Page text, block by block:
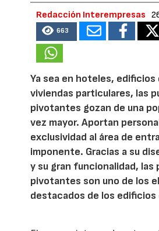
Redacción Interempresas
663
Ya sea en hoteles, edificios
viviendas particulares, las
pivotantes gozan de una
vez mayor. Aportan
exclusividad al área de
imponente. Gracias a su
y su gran funcionalidad, las
pivotantes son uno de los
destacados de los edificios